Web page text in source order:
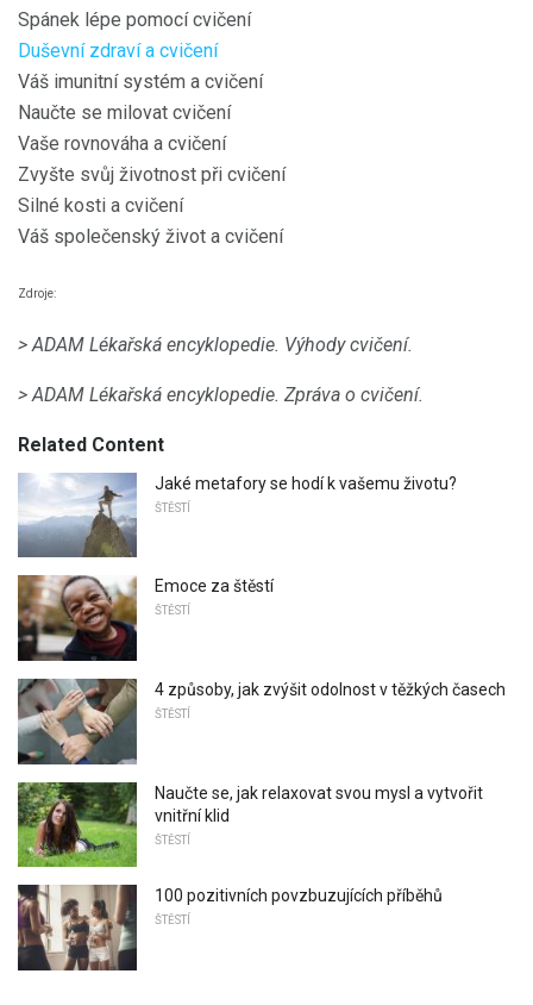
Spánek lépe pomocí cvičení
Duševní zdraví a cvičení
Váš imunitní systém a cvičení
Naučte se milovat cvičení
Vaše rovnováha a cvičení
Zvyšte svůj životnost při cvičení
Silné kosti a cvičení
Váš společenský život a cvičení
Zdroje:
> ADAM Lékařská encyklopedie. Výhody cvičení.
> ADAM Lékařská encyklopedie. Zpráva o cvičení.
Related Content
Jaké metafory se hodí k vašemu životu?
ŠTĚSTÍ
Emoce za štěstí
ŠTĚSTÍ
4 způsoby, jak zvýšit odolnost v těžkých časech
ŠTĚSTÍ
Naučte se, jak relaxovat svou mysl a vytvořit
vnitřní klid
ŠTĚSTÍ
100 pozitivních povzbuzujících příběhů
ŠTĚSTÍ